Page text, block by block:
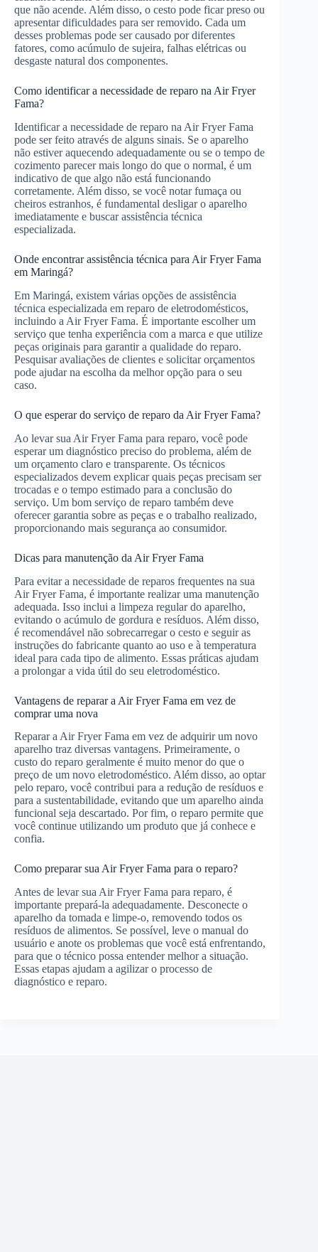
que não acende. Além disso, o cesto pode ficar preso ou
apresentar dificuldades para ser removido. Cada um
desses problemas pode ser causado por diferentes
fatores, como acúmulo de sujeira, falhas elétricas ou
desgaste natural dos componentes.
Como identificar a necessidade de reparo na Air Fryer
Fama?
Identificar a necessidade de reparo na Air Fryer Fama
pode ser feito através de alguns sinais. Se o aparelho
não estiver aquecendo adequadamente ou se o tempo de
cozimento parecer mais longo do que o normal, é um
indicativo de que algo não está funcionando
corretamente. Além disso, se você notar fumaça ou
cheiros estranhos, é fundamental desligar o aparelho
imediatamente e buscar assistência técnica
especializada.
Onde encontrar assistência técnica para Air Fryer Fama
em Maringá?
Em Maringá, existem várias opções de assistência
técnica especializada em reparo de eletrodomésticos,
incluindo a Air Fryer Fama. É importante escolher um
serviço que tenha experiência com a marca e que utilize
peças originais para garantir a qualidade do reparo.
Pesquisar avaliações de clientes e solicitar orçamentos
pode ajudar na escolha da melhor opção para o seu
caso.
O que esperar do serviço de reparo da Air Fryer Fama?
Ao levar sua Air Fryer Fama para reparo, você pode
esperar um diagnóstico preciso do problema, além de
um orçamento claro e transparente. Os técnicos
especializados devem explicar quais peças precisam ser
trocadas e o tempo estimado para a conclusão do
serviço. Um bom serviço de reparo também deve
oferecer garantia sobre as peças e o trabalho realizado,
proporcionando mais segurança ao consumidor.
Dicas para manutenção da Air Fryer Fama
Para evitar a necessidade de reparos frequentes na sua
Air Fryer Fama, é importante realizar uma manutenção
adequada. Isso inclui a limpeza regular do aparelho,
evitando o acúmulo de gordura e resíduos. Além disso,
é recomendável não sobrecarregar o cesto e seguir as
instruções do fabricante quanto ao uso e à temperatura
ideal para cada tipo de alimento. Essas práticas ajudam
a prolongar a vida útil do seu eletrodoméstico.
Vantagens de reparar a Air Fryer Fama em vez de
comprar uma nova
Reparar a Air Fryer Fama em vez de adquirir um novo
aparelho traz diversas vantagens. Primeiramente, o
custo do reparo geralmente é muito menor do que o
preço de um novo eletrodoméstico. Além disso, ao optar
pelo reparo, você contribui para a redução de resíduos e
para a sustentabilidade, evitando que um aparelho ainda
funcional seja descartado. Por fim, o reparo permite que
você continue utilizando um produto que já conhece e
confia.
Como preparar sua Air Fryer Fama para o reparo?
Antes de levar sua Air Fryer Fama para reparo, é
importante prepará-la adequadamente. Desconecte o
aparelho da tomada e limpe-o, removendo todos os
resíduos de alimentos. Se possível, leve o manual do
usuário e anote os problemas que você está enfrentando,
para que o técnico possa entender melhor a situação.
Essas etapas ajudam a agilizar o processo de
diagnóstico e reparo.